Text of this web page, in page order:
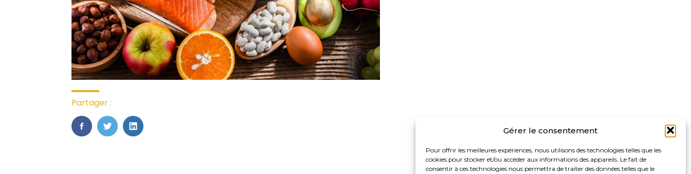
Gérer le consentement
Pour offrir les meilleures expériences, nous utilisons des technologies telles que les
cookies pour stocker et/ou accéder aux informations des appareils. Le fait de
consentir à ces technologies nous permettra de traiter des données telles que le
Partager :
FaceBook
TwitterLinkedIn